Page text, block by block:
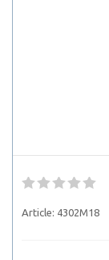
Article: 4302M18